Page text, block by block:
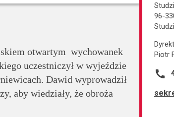
otwartym wychowanek
uczestniczył w wyjeździe
Dawid wyprowadził
aby wiedziały, że obroża
96-
Piotr
call